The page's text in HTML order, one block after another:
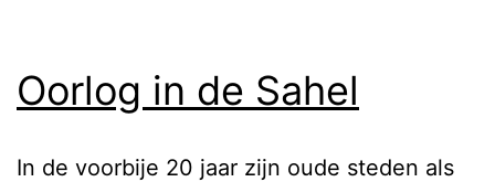
Oorlog in de Sahel
In de voorbije 20 jaar zijn oude steden als